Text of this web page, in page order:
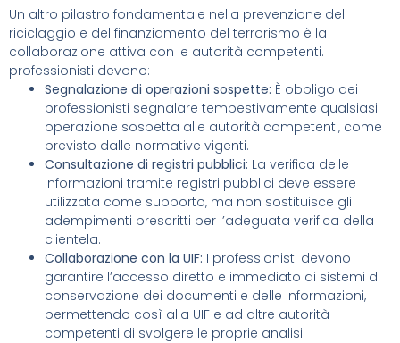
Un altro pilastro fondamentale nella prevenzione del
riciclaggio e del finanziamento del terrorismo è la
collaborazione attiva con le autorità competenti. I
professionisti devono:
Segnalazione di operazioni sospette: È obbligo dei
professionisti segnalare tempestivamente qualsiasi
operazione sospetta alle autorità competenti, come
previsto dalle normative vigenti.
Consultazione di registri pubblici: La verifica delle
informazioni tramite registri pubblici deve essere
utilizzata come supporto, ma non sostituisce gli
adempimenti prescritti per l’adeguata verifica della
clientela.
Collaborazione con la UIF: I professionisti devono
garantire l’accesso diretto e immediato ai sistemi di
conservazione dei documenti e delle informazioni,
permettendo così alla UIF e ad altre autorità
competenti di svolgere le proprie analisi.